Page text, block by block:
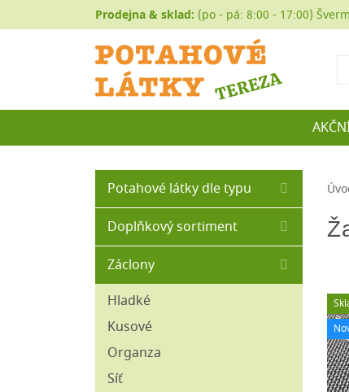
Prodejna & sklad: (po - pá: 8:00 - 17:00)
Potahové látky dle typu
Autočalounění
Buklé
Koženka
Historické a gobelíny
Manšestr
Mikroplyše
Omyvatelné - aqua clean
Doplňkový sortiment
Matracovina
Molitany
Ozdobné borty
Ozdobné střapce
Ozdobné šňůry
Záclony
Hladké
Kusové
Organza
Síť